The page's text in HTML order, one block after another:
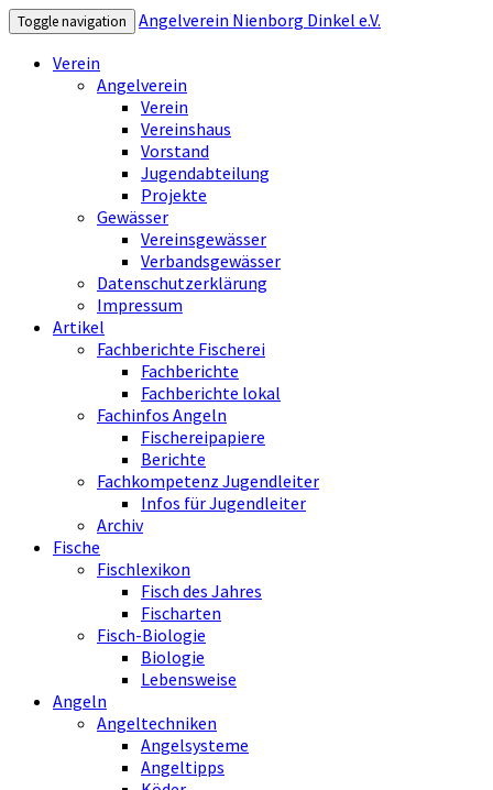
Toggle navigation
Angelverein Nienborg Dinkel e.V.
Verein
Angelverein
Verein
Vereinshaus
Vorstand
Jugendabteilung
Projekte
Gewässer
Vereinsgewässer
Verbandsgewässer
Datenschutzerklärung
Impressum
Artikel
Fachberichte Fischerei
Fachberichte
Fachberichte lokal
Fachinfos Angeln
Fischereipapiere
Berichte
Fachkompetenz Jugendleiter
Infos für Jugendleiter
Archiv
Fische
Fischlexikon
Fisch des Jahres
Fischarten
Fisch-Biologie
Biologie
Lebensweise
Angeln
Angeltechniken
Angelsysteme
Angeltipps